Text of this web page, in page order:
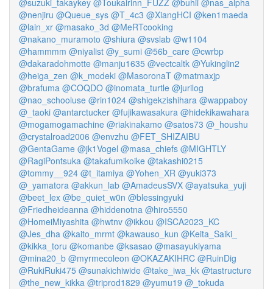
@suzuki_takaykey @Toukairinn_FUZZ @buhii @nas_alpha
@nenjiru @Queue_sys @T_4c3 @XiangHCI @ken1maeda
@lain_xr @masako_3d @MeRTcooking
@nakano_muramoto @shiura @svslab @w1104
@hammmm @niyalist @y_sumi @56b_care @cwrbp
@dakaradohmotte @manju1635 @vectcaltk @Yukinglin2
@heiga_zen @k_modeki @MasoronaT @matmaxjp
@brafuma @COQDO @inomata_turtle @jurilog
@nao_schooluse @rin1024 @shigekzishihara @wappaboy
@_taoki @antarctucker @fujikawasakura @hidekikawahara
@mogamogamachine @riakinakamo @satos73 @_houshu
@crystalroad2006 @envzhu @FET_SHIZAIBU
@GentaGame @jk1Vogel @masa_chiefs @MIGHTLY
@RagiPontsuka @takafumikoike @takashi0215
@tommy__924 @t_itamiya @Yohen_XR @yuki373
@_yamatora @akkun_lab @AmadeusSVX @ayatsuka_yuji
@beet_lex @be_quiet_w0n @blessingyuki
@Friedheideanna @hiddenotna @hiro5550
@HomeiMiyashita @hwtnv @ikkou @ISCA2023_KC
@Jes_dha @kaito_mrmt @kawauso_kun @Keita_Saiki_
@kikka_toru @komanbe @ksasao @masayukiyama
@mina20_b @myrmecoleon @OKAZAKIHRC @RuinDig
@RukiRuki475 @sunakichiwide @take_iwa_kk @tastructure
@the_new_kikka @triprod1829 @yumu19 @_tokuda